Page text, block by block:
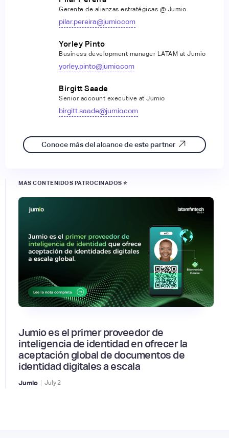
Gerente de alianzas estratégicas @ Jumio
pilar.pereira@jumio.com
Yorley Pinto
Business development manager LATAM at Jumio
yorley.pinto@jumio.com
Birgitt Saade
Senior account executive at Jumio
birgitt.saade@jumio.com
Conoce más del alcance de este partner
MÁS CONTENIDOS PATROCINADOS ⭐
Jumio es el primer proveedor de
inteligencia de identidad en ofrecer la
aceptación global de documentos de
identidad digitales a escala
Jumio | July2